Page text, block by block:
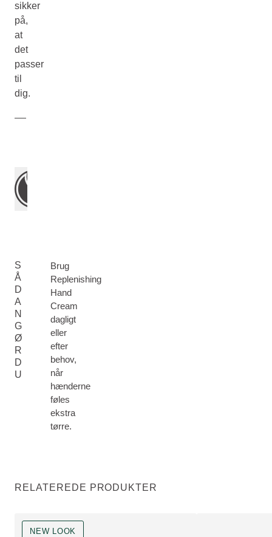
sikker
på,
at
det
passer
til
dig.
S
Å
D
A
N
G
Ø
R
D
U
Brug
Replenishing
Hand
Cream
dagligt
eller
efter
behov,
når
hænderne
føles
ekstra
tørre.
RELATEREDE PRODUKTER
NEW LOOK